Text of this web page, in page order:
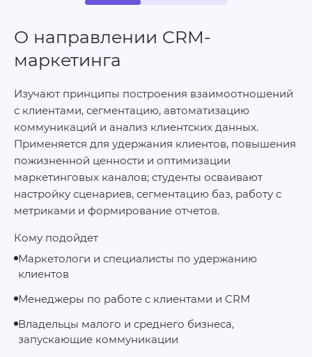
О направлении CRM-
маркетинга
Изучают принципы построения взаимоотношений
с клиентами, сегментацию, автоматизацию
коммуникаций и анализ клиентских данных.
Применяется для удержания клиентов, повышения
пожизненной ценности и оптимизации
маркетинговых каналов; студенты осваивают
настройку сценариев, сегментацию баз, работу с
метриками и формирование отчетов.
Кому подойдет
Маркетологи и специалисты по удержанию
клиентов
Менеджеры по работе с клиентами и CRM
Владельцы малого и среднего бизнеса,
запускающие коммуникации